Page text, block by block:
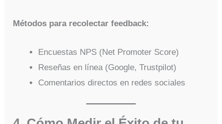
Métodos para recolectar feedback:
Encuestas NPS (Net Promoter Score)
Reseñas en línea (Google, Trustpilot)
Comentarios directos en redes sociales